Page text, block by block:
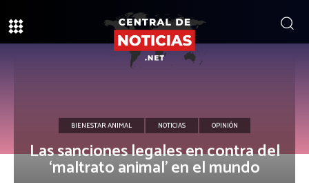
BIENESTAR ANIMAL NOTICIAS OPINIÓN
Las sanciones legales en contra del
‘maltrato animal’ en el mundo